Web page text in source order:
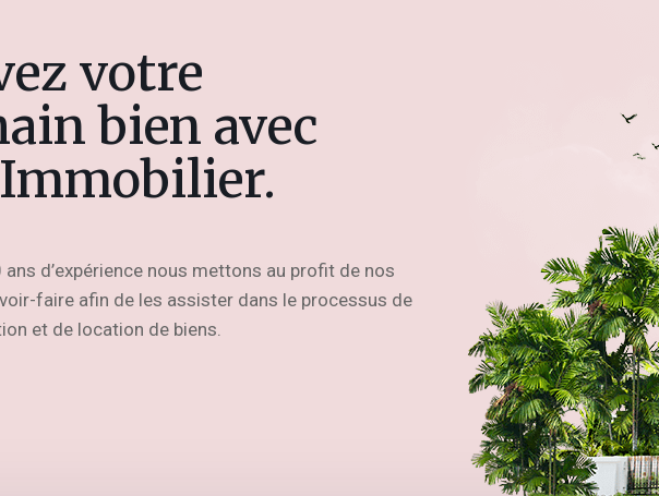
votre
bien avec
d’expérience nous mettons au profit de nos
faire afin de les assister dans le processus de
et de location de biens.